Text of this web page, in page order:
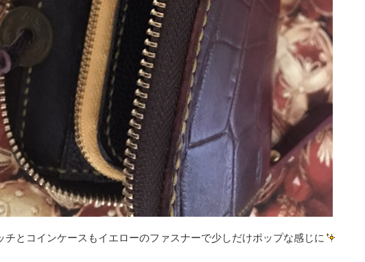
とコインケースもイエローのファスナーで少しだけポップな感じに